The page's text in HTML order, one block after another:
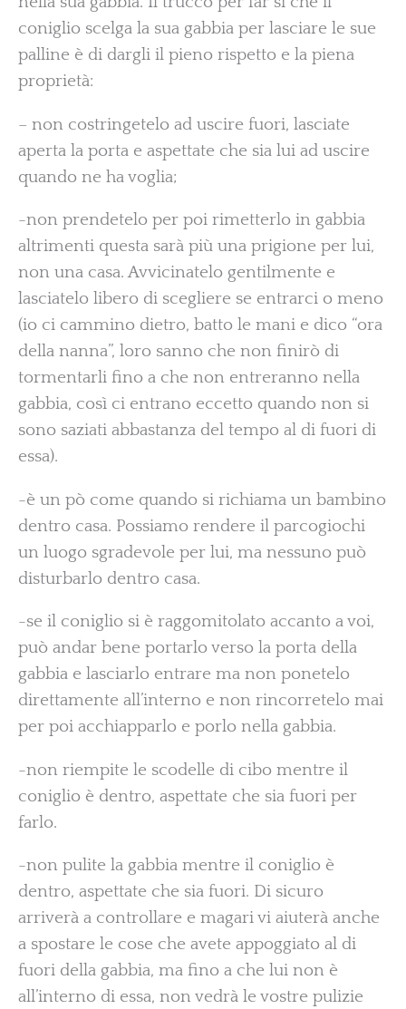
coniglio scelga la sua gabbia per lasciare le sue
palline è di dargli il pieno rispetto e la piena
proprietà:
– non costringetelo ad uscire fuori, lasciate
aperta la porta e aspettate che sia lui ad uscire
quando ne ha voglia;
-non prendetelo per poi rimetterlo in gabbia
altrimenti questa sarà più una prigione per lui,
non una casa. Avvicinatelo gentilmente e
lasciatelo libero di scegliere se entrarci o meno
(io ci cammino dietro, batto le mani e dico “ora
della nanna”, loro sanno che non finirò di
tormentarli fino a che non entreranno nella
gabbia, così ci entrano eccetto quando non si
sono saziati abbastanza del tempo al di fuori di
essa).
-è un pò come quando si richiama un bambino
dentro casa. Possiamo rendere il parcogiochi
un luogo sgradevole per lui, ma nessuno può
disturbarlo dentro casa.
-se il coniglio si è raggomitolato accanto a voi,
può andar bene portarlo verso la porta della
gabbia e lasciarlo entrare ma non ponetelo
direttamente all’interno e non rincorretelo mai
per poi acchiapparlo e porlo nella gabbia.
-non riempite le scodelle di cibo mentre il
coniglio è dentro, aspettate che sia fuori per
farlo.
-non pulite la gabbia mentre il coniglio è
dentro, aspettate che sia fuori. Di sicuro
arriverà a controllare e magari vi aiuterà anche
a spostare le cose che avete appoggiato al di
fuori della gabbia, ma fino a che lui non è
all’interno di essa, non vedrà le vostre pulizie